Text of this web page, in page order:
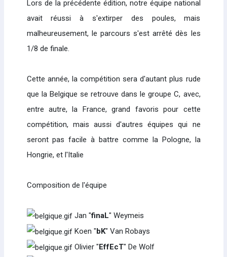
Lors de la précédente édition, notre équipe national
avait réussi à s'extirper des poules, mais
malheureusement, le parcours s'est arrêté dès les
1/8 de finale.
Cette année, la compétition sera d'autant plus rude
que la Belgique se retrouve dans le groupe C, avec,
entre autre, la France, grand favoris pour cette
compétition, mais aussi d'autres équipes qui ne
seront pas facile à battre comme la Pologne, la
Hongrie, et l'Italie
Composition de l'équipe
Jan "finaL" Weymeis
Koen "bK" Van Robays
Olivier "EffEcT" De Wolf